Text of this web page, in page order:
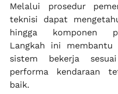
Melalui prosedur
teknisi dapat
hingga komponen
Langkah ini membantu
sistem bekerja
performa kendaraan
baik.